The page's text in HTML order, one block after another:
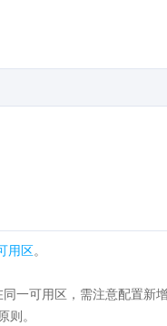
用区。
一可用区，需注意配置新
。